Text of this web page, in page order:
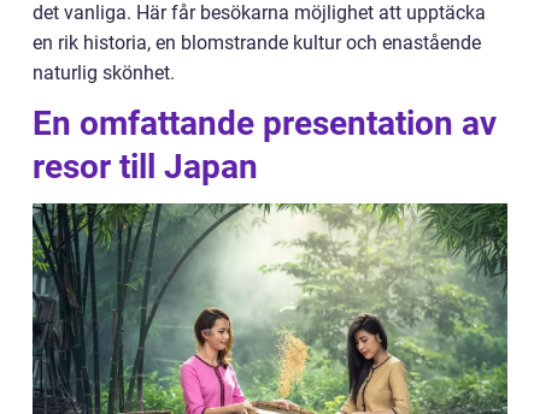
det vanliga. Här får besökarna möjlighet att upptäcka
en rik historia, en blomstrande kultur och enastående
naturlig skönhet.
En omfattande presentation av
resor till Japan